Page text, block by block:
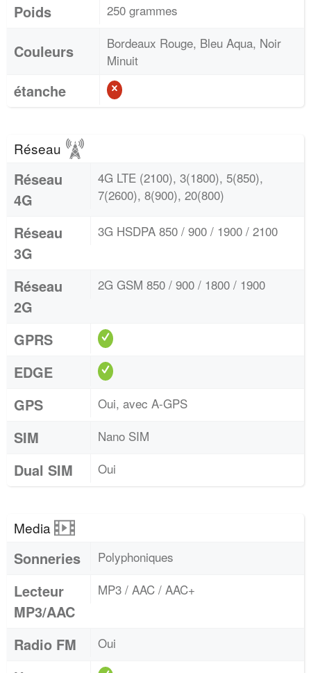
Poids 250 grammes
Couleurs
Bordeaux Rouge, Bleu Aqua, Noir
Minuit
étanche
Réseau
Réseau
4G
4G LTE (2100), 3(1800), 5(850),
7(2600), 8(900), 20(800)
Réseau
3G
3G HSDPA 850 / 900 / 1900 / 2100
Réseau
2G
2G GSM 850 / 900 / 1800 / 1900
GPRS
EDGE
GPS
Oui, avec A-GPS
SIM Nano SIM
Dual SIM Oui
Media
Sonneries Polyphoniques
Lecteur
MP3/AAC
MP3 / AAC / AAC+
Radio FM Oui